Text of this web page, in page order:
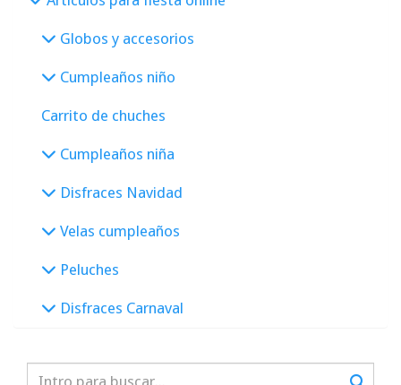
Globos y accesorios
Cumpleaños niño
Carrito de chuches
Cumpleaños niña
Disfraces Navidad
Velas cumpleaños
Peluches
Disfraces Carnaval